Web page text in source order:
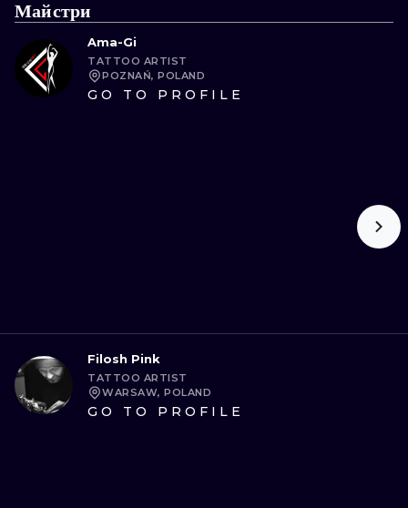
Майстри
Ama-Gi
TATTOO ARTIST
POZNAŃ, POLAND
GO TO PROFILE
Filosh Pink
TATTOO ARTIST
WARSAW, POLAND
GO TO PROFILE